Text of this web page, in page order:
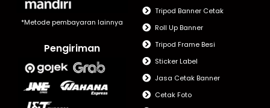
*Metode pembayaran lainnya
Pengiriman
Tripod Banner Cetak
Roll Up Banner
Tripod Frame Besi
Sticker Label
Jasa Cetak Banner
Cetak Foto